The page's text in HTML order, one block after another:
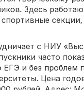
Здесь
с НИУ
часто
ЕГЭ и без проблем
Цена